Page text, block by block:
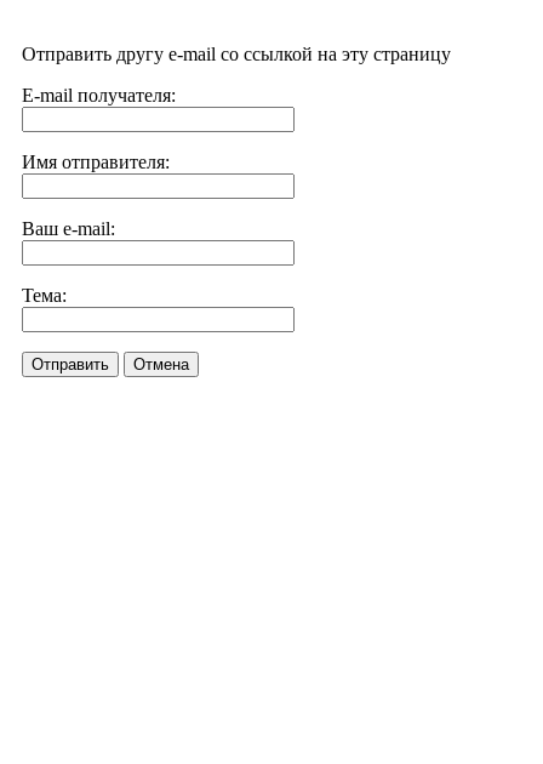
Отправить другу e-mail со ссылкой на эту страницу
E-mail получателя:
Имя отправителя:
Ваш e-mail:
Тема:
Отправить Отмена